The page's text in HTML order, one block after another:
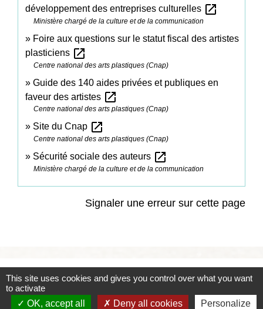
développement des entreprises culturelles open_in_new
Ministère chargé de la culture et de la communication
Foire aux questions sur le statut fiscal des artistes
plasticiens open_in_new
Centre national des arts plastiques (Cnap)
Guide des 140 aides privées et publiques en
faveur des artistes open_in_new
Centre national des arts plastiques (Cnap)
Site du Cnap open_in_new
Centre national des arts plastiques (Cnap)
Sécurité sociale des auteurs open_in_new
Ministère chargé de la culture et de la communication
Signaler une erreur sur cette page
Contacts
Commune de Coëtmieux
This site uses cookies and gives you control over what you want
to activate
OK, accept all
Deny all cookies Personalize